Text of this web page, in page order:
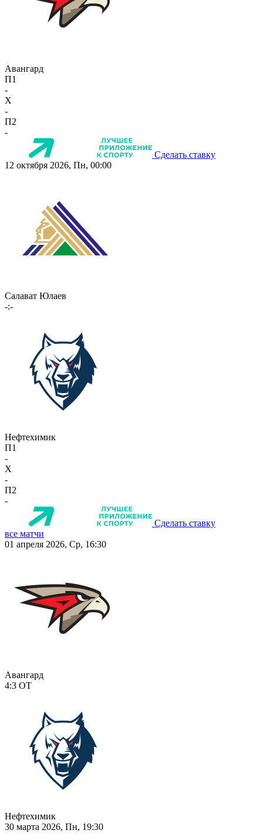
Авангард
П1
-
X
-
П2
-
Сделать ставку
12 октября 2026, Пн, 00:00
Салават Юлаев
-:-
Нефтехимик
П1
-
X
-
П2
-
Сделать ставку
все матчи
01 апреля 2026, Ср, 16:30
Авангард
4:3 ОТ
Нефтехимик
30 марта 2026, Пн, 19:30